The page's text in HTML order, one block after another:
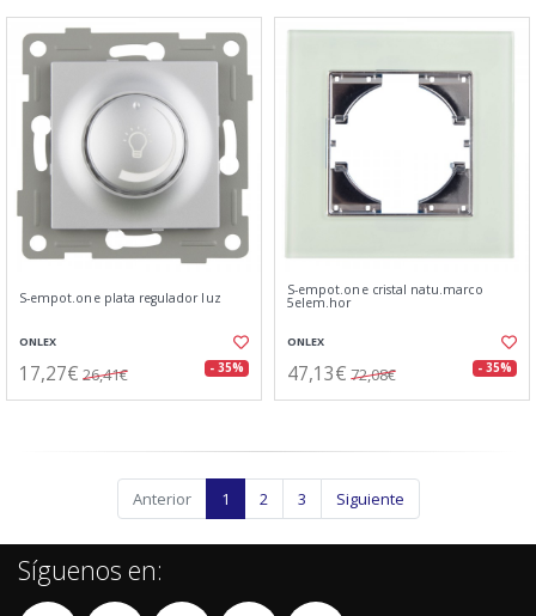
S-empot.one plata regulador luz
ONLEX
17,27€ 26,41€ - 35%
S-empot.one cristal natu.marco
5elem.hor
ONLEX
47,13€ 72,08€ - 35%
Anterior 1 2 3 Siguiente
Síguenos en: